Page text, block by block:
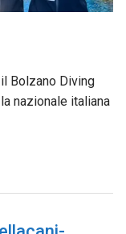
Bolzano Diving
nazionale italiana